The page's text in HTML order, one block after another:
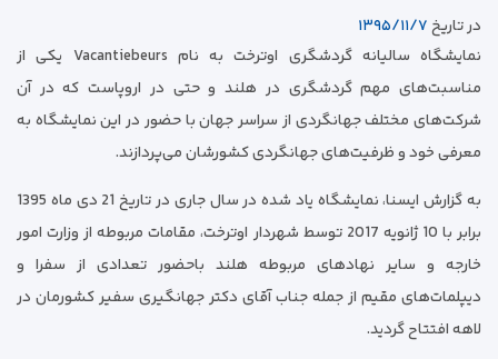
در تاریخ۱۳۹۵/۱۱/۷
نمایشگاه سالیانه گردشگری اوترخت به نام Vacantiebeurs یکی از
مناسبت‌های مهم گردشگری در هلند و حتی در اروپاست که در آن
شرکت‌های مختلف جهانگردی از سراسر جهان با حضور در این نمایشگاه به
معرفی خود و ظرفیت‌های جهانگردی کشورشان می‌پردازند.
به گزارش ایسنا، نمایشگاه یاد شده در سال جاری در تاریخ 21 دی ماه 1395
برابر با 10 ژانویه 2017 توسط شهردار اوترخت، مقامات مربوطه از وزارت امور
خارجه و سایر نهادهای مربوطه هلند باحضور تعدادی از سفرا و
دیپلمات‌های مقیم از جمله جناب آقای دکتر جهانگیری سفیر کشورمان در
لاهه افتتاح گردید.